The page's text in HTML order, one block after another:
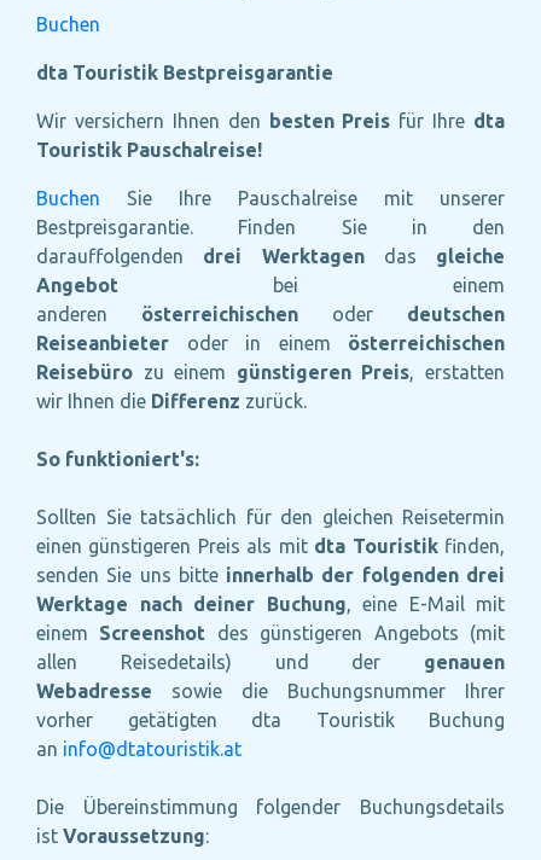
Buchen
dta Touristik Bestpreisgarantie
Wir versichern Ihnen den besten Preis für Ihre dta
Touristik Pauschalreise!
Buchen Sie Ihre Pauschalreise mit unserer
Bestpreisgarantie. Finden Sie in den
darauffolgenden drei Werktagendas gleiche
Angebot bei einem
anderen österreichischen oder deutschen
Reiseanbieter oder in einem österreichischen
Reisebüro zu einem günstigeren Preis, erstatten
wir Ihnen die Differenz zurück.
So funktioniert's:
Sollten Sie tatsächlich für den gleichen Reisetermin
einen günstigeren Preis als mit dta Touristikfinden,
senden Sie uns bitte innerhalb der folgenden drei
Werktage nach deiner Buchung, eine E-Mail mit
einem Screenshot des günstigeren Angebots (mit
allen Reisedetails) und der genauen
Webadresse sowie die Buchungsnummer Ihrer
vorher getätigten dta Touristik Buchung
an info@dtatouristik.at
Die Übereinstimmung folgender Buchungsdetails
ist Voraussetzung: